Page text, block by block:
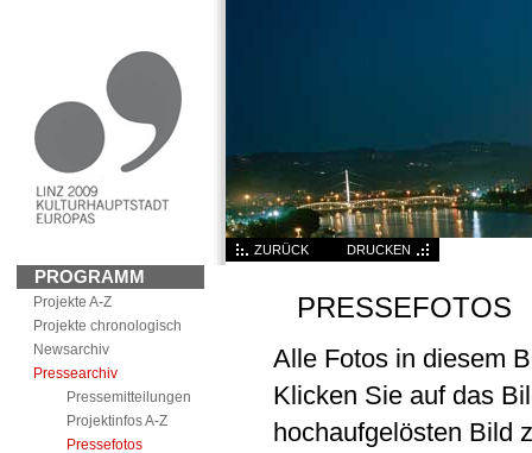
ZURÜCK DRUCKEN
PROGRAMM
Projekte A-Z
Projekte chronologisch
Newsarchiv
Pressearchiv
Pressemitteilungen
Projektinfos A-Z
Pressefotos
PRESSEFOTOS
Alle Fotos in diesem
Klicken Sie auf das
hochaufgelösten Bild